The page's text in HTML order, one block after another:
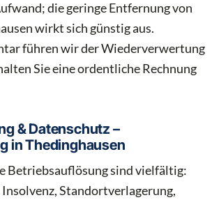
die geringe Entfernung von
wirkt sich günstig aus.
führen wir der Wiederverwertung
Sie eine ordentliche Rechnung
& Datenschutz –
in Thedinghausen
Betriebsauflösung sind vielfältig:
Standortverlagerung,